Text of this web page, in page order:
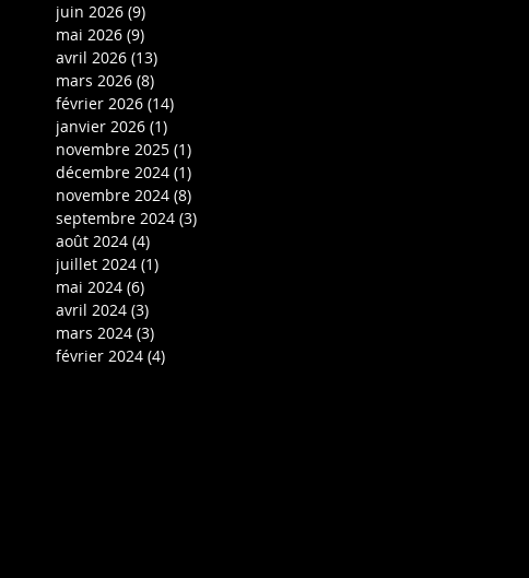
juin 2026 (9)
mai 2026 (9)
avril 2026 (13)
mars 2026 (8)
février 2026 (14)
janvier 2026 (1)
novembre 2025 (1)
décembre 2024 (1)
novembre 2024 (8)
septembre 2024 (3)
août 2024 (4)
juillet 2024 (1)
mai 2024 (6)
avril 2024 (3)
mars 2024 (3)
février 2024 (4)